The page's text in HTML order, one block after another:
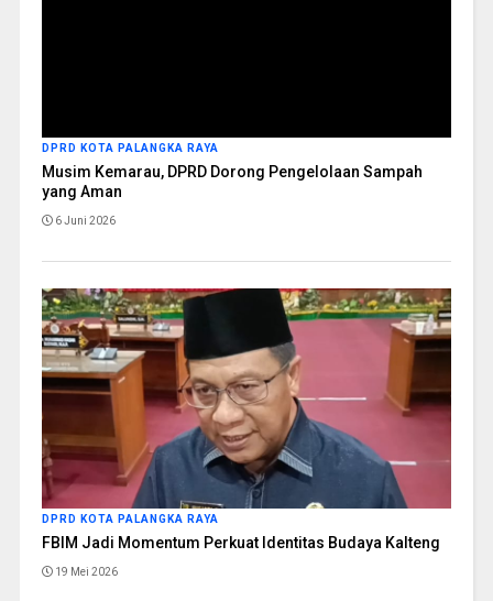
DPRD KOTA PALANGKA RAYA
Musim Kemarau, DPRD Dorong Pengelolaan Sampah
yang Aman
6 Juni 2026
DPRD KOTA PALANGKA RAYA
FBIM Jadi Momentum Perkuat Identitas Budaya Kalteng
19 Mei 2026